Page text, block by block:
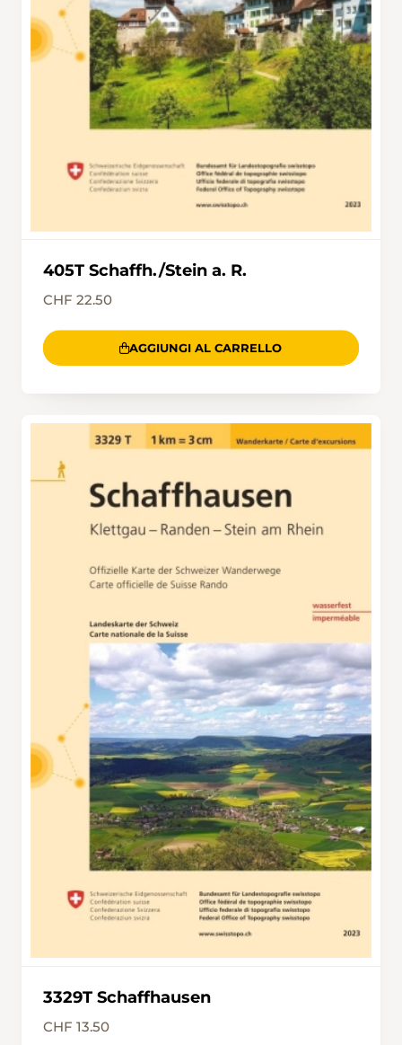
Rebbergen befindet, dient heute nicht mehr
der Traubenverarbeitung, sondern als würdiger
Schauplatz für Hochzeiten und kulturelle
Anlässe.
405T Schaffh./Stein a. R.
CHF 22.50
AGGIUNGI AL CARRELLO
3329T Schaffhausen
CHF 13.50